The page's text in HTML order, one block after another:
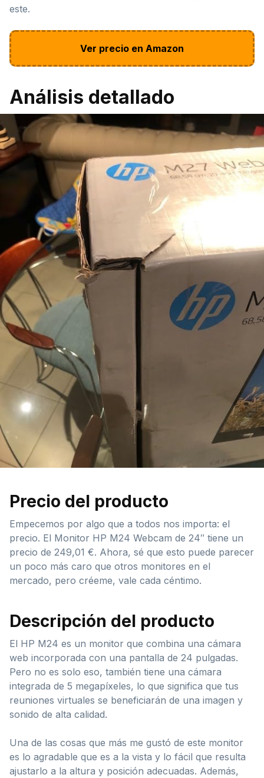
este.
Ver precio en Amazon
Análisis detallado
Precio del producto
Empecemos por algo que a todos nos importa: el
precio. El Monitor HP M24 Webcam de 24″ tiene un
precio de 249,01 €. Ahora, sé que esto puede parecer
un poco más caro que otros monitores en el
mercado, pero créeme, vale cada céntimo.
Descripción del producto
El HP M24 es un monitor que combina una cámara
web incorporada con una pantalla de 24 pulgadas.
Pero no es solo eso, también tiene una cámara
integrada de 5 megapíxeles, lo que significa que tus
reuniones virtuales se beneficiarán de una imagen y
sonido de alta calidad.
Una de las cosas que más me gustó de este monitor
es lo agradable que es a la vista y lo fácil que resulta
ajustarlo a la altura y posición adecuadas. Además,